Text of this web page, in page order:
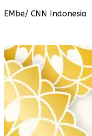
EMbe/ CNN Indonesia